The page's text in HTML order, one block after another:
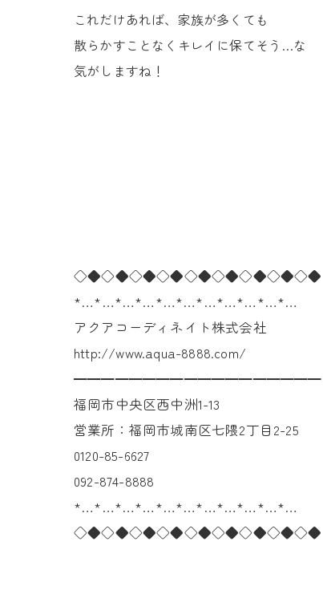
これだけあれば、家族が多くても
散らかすことなくキレイに保てそう…な
気がしますね！
◇◆◇◆◇◆◇◆◇◆◇◆◇◆◇◆◇◆
*…*…*…*…*…*…*…*…*…*…*…
アクアコーディネイト株式会社
http://www.aqua-8888.com/
━━━━━━━━━━━━━━━━━━
福岡市中央区西中洲1-13
営業所：福岡市城南区七隈2丁目2-25
0120-85-6627
092-874-8888
*…*…*…*…*…*…*…*…*…*…*…
◇◆◇◆◇◆◇◆◇◆◇◆◇◆◇◆◇◆